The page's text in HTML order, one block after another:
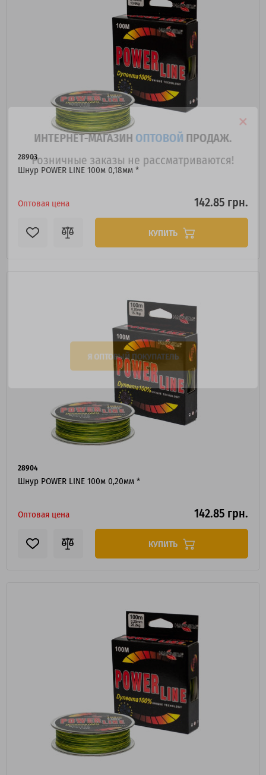
28903
Шнур POWER LINE 100м 0,18мм *
Оптовая цена 142.85 грн.
КУПИТЬ
28904
Шнур POWER LINE 100м 0,20мм *
Оптовая цена 142.85 грн.
КУПИТЬ
ИНТЕРНЕТ-МАГАЗИН ОПТОВОЙ
Розничные заказы не рассматриваются!
Я ОПТОВЫЙ ПОКУПАТЕЛЬ